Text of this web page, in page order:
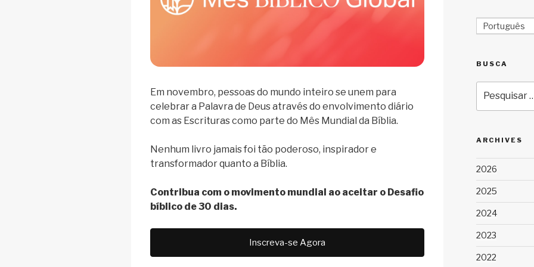
Em novembro, pessoas do mundo inteiro se unem para
celebrar a Palavra de Deus através do envolvimento diário
com as Escrituras como parte do Mês Mundial da Bíblia.
Nenhum livro jamais foi tão poderoso, inspirador e
transformador quanto a Bíblia.
Contribua com o movimento mundial ao aceitar o Desafio
bíblico de 30 dias.
Inscreva-se Agora
Português
BUSCA
por:
ARCHIVES
2026
2025
2024
2023
2022